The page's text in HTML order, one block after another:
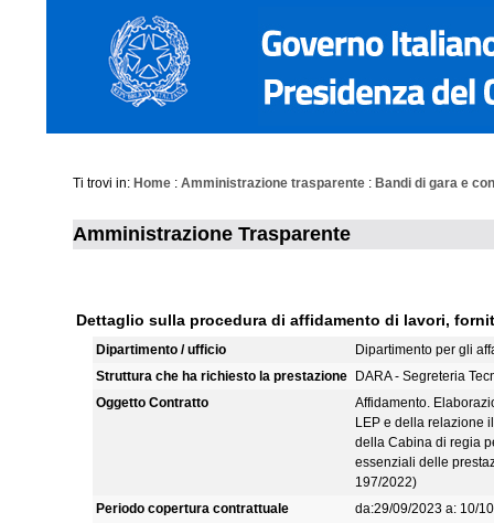
Ti trovi in: Home : Amministrazione trasparente : Bandi di gara e
Amministrazione Trasparente
Dettaglio sulla procedura di affidamento di lavori,
Dipartimento / ufficio
Dipartimento per gli
Struttura che ha richiesto la prestazione
DARA - Segreteria
Oggetto Contratto
Affidamento.
LEP e della relazione
della Cabina di regia
essenziali delle
197/2022)
Periodo copertura contrattuale
da:29/09/2023 a: 10/